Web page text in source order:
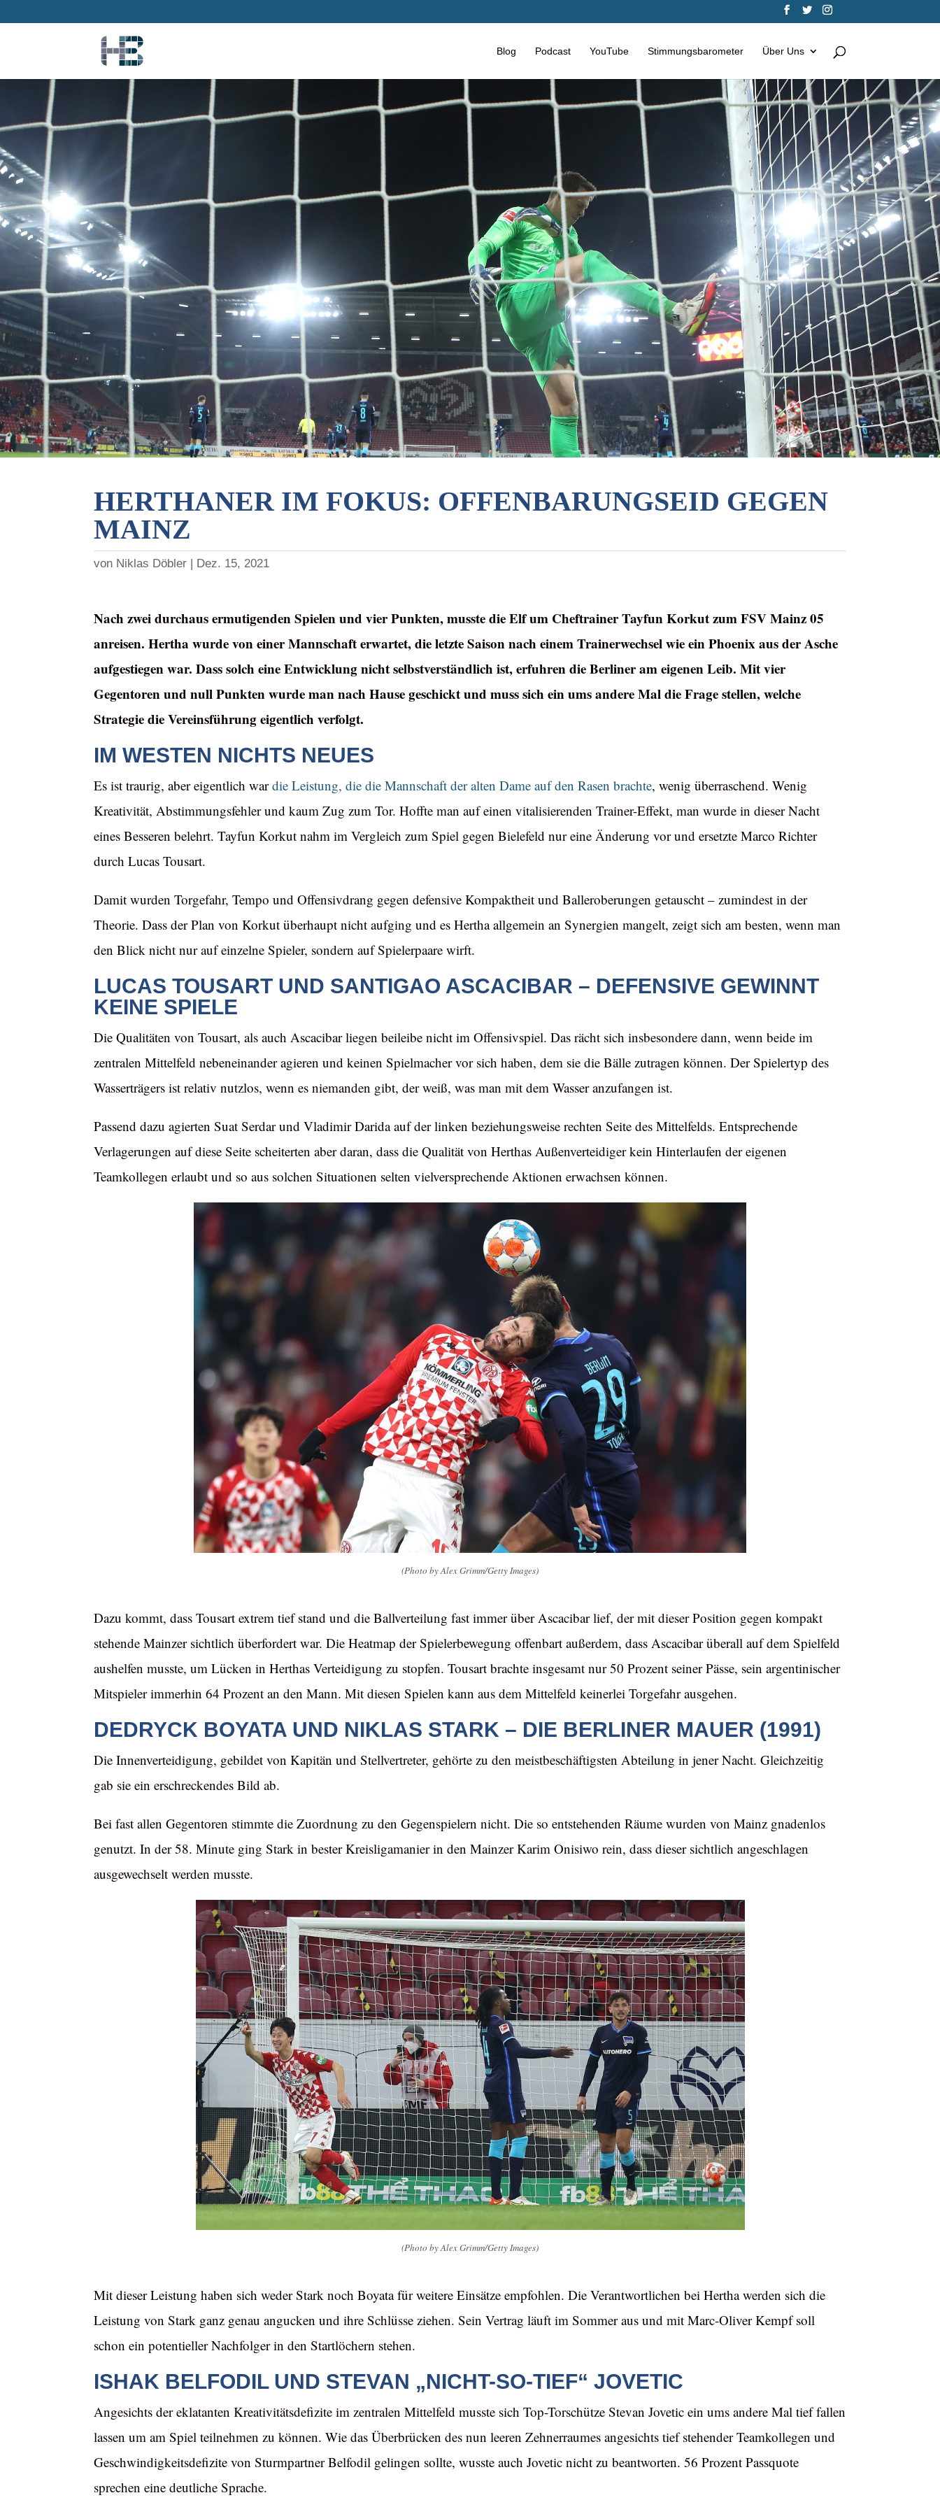
Blog Podcast YouTube Stimmungsbarometer Über Uns
HERTHANER IM FOKUS: OFFENBARUNGSEID GEGEN
MAINZ
von Niklas Döbler Dez. 15, 2021
Nach zwei durchaus ermutigenden Spielen und vier Punkten, musste die Elf um Cheftrainer Tayfun Korkut zum FSV Mainz 05
anreisen. Hertha wurde von einer Mannschaft erwartet, die letzte Saison nach einem Trainerwechsel wie ein Phoenix aus der Asche
aufgestiegen war. Dass solch eine Entwicklung nicht selbstverständlich ist, erfuhren die Berliner am eigenen Leib. Mit vier
Gegentoren und null Punkten wurde man nach Hause geschickt und muss sich ein ums andere Mal die Frage stellen, welche
Strategie die Vereinsführung eigentlich verfolgt.
IM WESTEN NICHTS NEUES
Es ist traurig, aber eigentlich wardie Leistung, die die Mannschaft der alten Dame auf den Rasen brachte, wenig überraschend. Wenig
Kreativität, Abstimmungsfehler und kaum Zug zum Tor. Hoffte man auf einen vitalisierenden Trainer-Effekt, man wurde in dieser Nacht
eines Besseren belehrt. Tayfun Korkut nahm im Vergleich zum Spiel gegen Bielefeld nur eine Änderung vor und ersetzte Marco Richter
durch Lucas Tousart.
Damit wurden Torgefahr, Tempo und Offensivdrang gegen defensive Kompaktheit und Balleroberungen getauscht – zumindest in der
Theorie. Dass der Plan von Korkut überhaupt nicht aufging und es Hertha allgemein an Synergien mangelt, zeigt sich am besten, wenn man
den Blick nicht nur auf einzelne Spieler, sondern auf Spielerpaare wirft.
LUCAS TOUSART UND SANTIGAO ASCACIBAR – DEFENSIVE GEWINNT
KEINE SPIELE
Die Qualitäten von Tousart, als auch Ascacibar liegen beileibe nicht im Offensivspiel. Das rächt sich insbesondere dann, wenn beide im
zentralen Mittelfeld nebeneinander agieren und keinen Spielmacher vor sich haben, dem sie die Bälle zutragen können. Der Spielertyp des
Wasserträgers ist relativ nutzlos, wenn es niemanden gibt, der weiß, was man mit dem Wasser anzufangen ist.
Passend dazu agierten Suat Serdar und Vladimir Darida auf der linken beziehungsweise rechten Seite des Mittelfelds. Entsprechende
Verlagerungen auf diese Seite scheiterten aber daran, dass die Qualität von Herthas Außenverteidiger kein Hinterlaufen der eigenen
Teamkollegen erlaubt und so aus solchen Situationen selten vielversprechende Aktionen erwachsen können.
(Photo by Alex Grimm/Getty Images)
Dazu kommt, dass Tousart extrem tief stand und die Ballverteilung fast immer über Ascacibar lief, der mit dieser Position gegen kompakt
stehende Mainzer sichtlich überfordert war. Die Heatmap der Spielerbewegung offenbart außerdem, dass Ascacibar überall auf dem Spielfeld
aushelfen musste, um Lücken in Herthas Verteidigung zu stopfen. Tousart brachte insgesamt nur 50 Prozent seiner Pässe, sein argentinischer
Mitspieler immerhin 64 Prozent an den Mann. Mit diesen Spielen kann aus dem Mittelfeld keinerlei Torgefahr ausgehen.
DEDRYCK BOYATA UND NIKLAS STARK – DIE BERLINER MAUER (1991)
Die Innenverteidigung, gebildet von Kapitän und Stellvertreter, gehörte zu den meistbeschäftigsten Abteilung in jener Nacht. Gleichzeitig
gab sie ein erschreckendes Bild ab.
Bei fast allen Gegentoren stimmte die Zuordnung zu den Gegenspielern nicht. Die so entstehenden Räume wurden von Mainz gnadenlos
genutzt. In der 58. Minute ging Stark in bester Kreisligamanier in den Mainzer Karim Onisiwo rein, dass dieser sichtlich angeschlagen
ausgewechselt werden musste.
(Photo by Alex Grimm/Getty Images)
Mit dieser Leistung haben sich weder Stark noch Boyata für weitere Einsätze empfohlen. Die Verantwortlichen bei Hertha werden sich die
Leistung von Stark ganz genau angucken und ihre Schlüsse ziehen. Sein Vertrag läuft im Sommer aus und mit Marc-Oliver Kempf soll
schon ein potentieller Nachfolger in den Startlöchern stehen.
ISHAK BELFODIL UND STEVAN „NICHT-SO-TIEF“ JOVETIC
Angesichts der eklatanten Kreativitätsdefizite im zentralen Mittelfeld musste sich Top-Torschütze Stevan Jovetic ein ums andere Mal tief fallen
lassen um am Spiel teilnehmen zu können. Wie das Überbrücken des nun leeren Zehnerraumes angesichts tief stehender Teamkollegen und
Geschwindigkeitsdefizite von Sturmpartner Belfodil gelingen sollte, wusste auch Jovetic nicht zu beantworten. 56 Prozent Passquote
sprechen eine deutliche Sprache.